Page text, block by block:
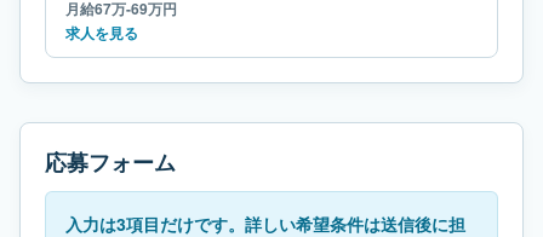
月給67万-69万円
求人を見る
応募フォーム
入力は3項目だけです。詳しい希望条件は送信後に担